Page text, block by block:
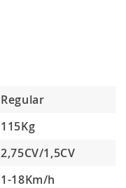
Regular
115Kg
2,75CV/1,5CV
1-18Km/h